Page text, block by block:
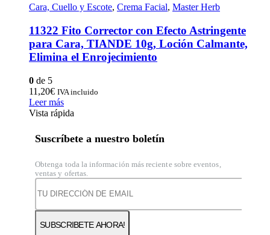
Cara, Cuello y Escote, Crema Facial, Master Herb
11322 Fito Corrector con Efecto Astringente
para Cara, TIANDE 10g, Loción Calmante,
Elimina el Enrojecimiento
0 de 5
11,20€ IVA incluido
Leer más
Vista rápida
Suscríbete a nuestro boletín
Obtenga toda la información más reciente sobre eventos,
ventas y ofertas.